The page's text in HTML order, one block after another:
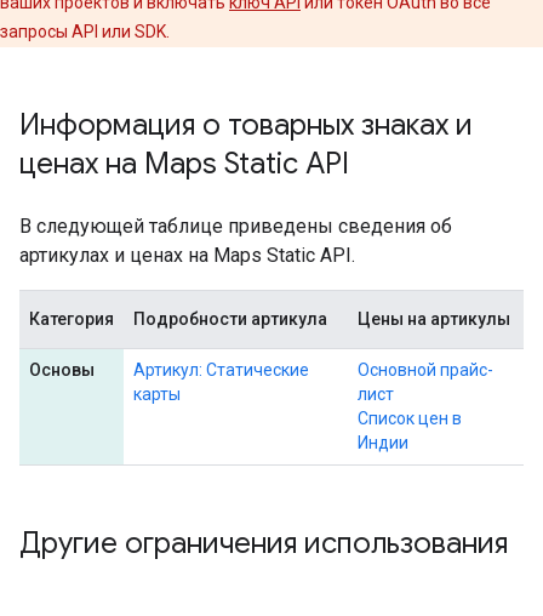
запросы API или SDK.
Информация о товарных знаках и
ценах на Maps Static API
В следующей таблице приведены сведения об
артикулах и ценах на Maps Static API.
Категория Подробности артикула Цены на артикулы
Основы
Артикул: Статические
карты
Основной прайс-
лист
Список цен в
Индии
Другие ограничения использования